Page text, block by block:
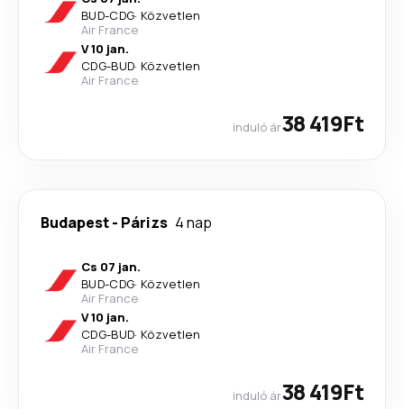
BUD-CDG· Közvetlen
Air France
V 10 jan.
CDG-BUD· Közvetlen
Air France
induló ár38 419Ft
Budapest- Párizs 4 nap
Cs 07 jan.
BUD-CDG· Közvetlen
Air France
V 10 jan.
CDG-BUD· Közvetlen
Air France
induló ár38 419Ft